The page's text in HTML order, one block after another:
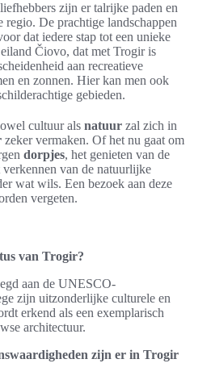
zijn er talrijke paden en
regio. De prachtige landschappen
dat iedere stap tot een unieke
Čiovo, dat met Trogir is
aan recreatieve
en zonnen. Hier kan men ook
gebieden.
cultuur als natuur zal zich in
zeker vermaken. Of het nu gaat om
dorpjes, het genieten van de
van de natuurlijke
wat wils. Een bezoek aan deze
vergeten.
van Trogir?
aan de UNESCO-
zijn uitzonderlijke culturele en
erkend als een exemplarisch
architectuur.
zijn er in Trogir